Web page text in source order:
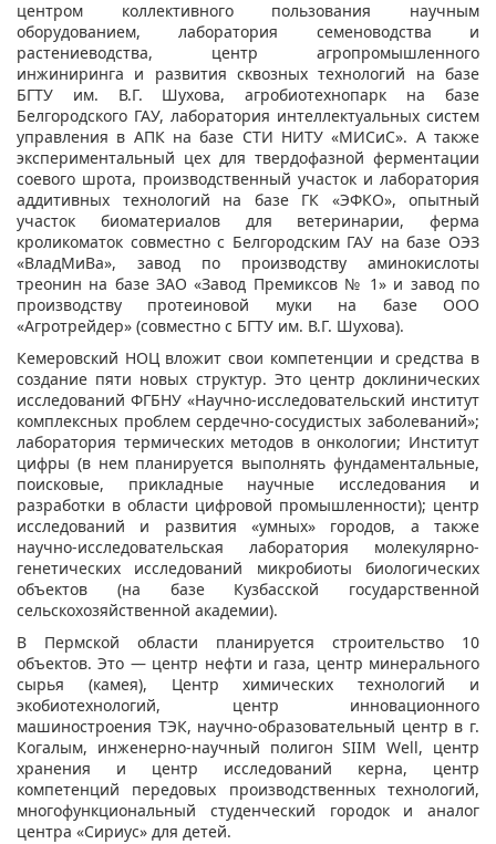
центром коллективного пользования научным
оборудованием, лаборатория семеноводства и
растениеводства, центр агропромышленного
инжиниринга и развития сквозных технологий на базе
БГТУ им. В.Г. Шухова, агробиотехнопарк на базе
Белгородского ГАУ, лаборатория интеллектуальных систем
управления в АПК на базе СТИ НИТУ «МИСиС». А также
экспериментальный цех для твердофазной ферментации
соевого шрота, производственный участок и лаборатория
аддитивных технологий на базе ГК «ЭФКО», опытный
участок биоматериалов для ветеринарии, ферма
кроликоматок совместно с Белгородским ГАУ на базе ОЭЗ
«ВладМиВа», завод по производству аминокислоты
треонин на базе ЗАО «Завод Премиксов № 1» и завод по
производству протеиновой муки на базе ООО
«Агротрейдер» (совместно с БГТУ им. В.Г. Шухова).
Кемеровский НОЦ вложит свои компетенции и средства в
создание пяти новых структур. Это центр доклинических
исследований ФГБНУ «Научно-исследовательский институт
комплексных проблем сердечно-сосудистых заболеваний»;
лаборатория термических методов в онкологии; Институт
цифры (в нем планируется выполнять фундаментальные,
поисковые, прикладные научные исследования и
разработки в области цифровой промышленности); центр
исследований и развития «умных» городов, а также
научно-исследовательская лаборатория молекулярно-
генетических исследований микробиоты биологических
объектов (на базе Кузбасской государственной
сельскохозяйственной академии).
В Пермской области планируется строительство 10
объектов. Это — центр нефти и газа, центр минерального
сырья (камея), Центр химических технологий и
экобиотехнологий, центр инновационного
машиностроения ТЭК, научно-образовательный центр в г.
Когалым, инженерно-научный полигон SIIM Well, центр
хранения и центр исследований керна, центр
компетенций передовых производственных технологий,
многофункциональный студенческий городок и аналог
центра «Сириус» для детей.